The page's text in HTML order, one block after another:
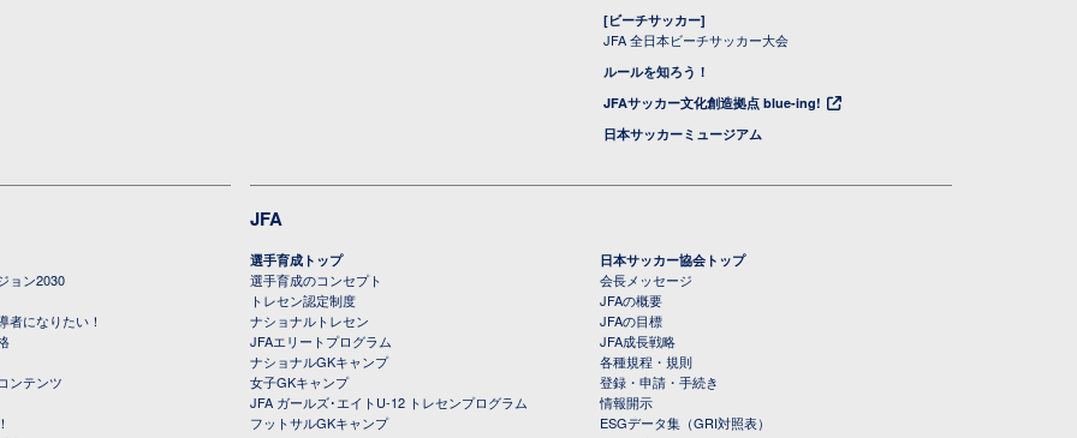
[ビーチサッカー]
JFA 全日本ビーチサッカー大会
ルールを知ろう！
JFAサッカー文化創造拠点 blue-ing!
日本サッカーミュージアム
ョン2030
者になりたい！
ンテンツ
JFA
選手育成トップ
選手育成のコンセプト
トレセン認定制度
ナショナルトレセン
JFAエリートプログラム
ナショナルGKキャンプ
女子GKキャンプ
JFA ガールズ･エイトU-12 トレセンプログラム
フットサルGKキャンプ
日本サッカー協会トップ
会長メッセージ
JFAの概要
JFAの目標
JFA成長戦略
各種規程・規則
登録・申請・手続き
情報開示
ESGデータ集（GRI対照表）